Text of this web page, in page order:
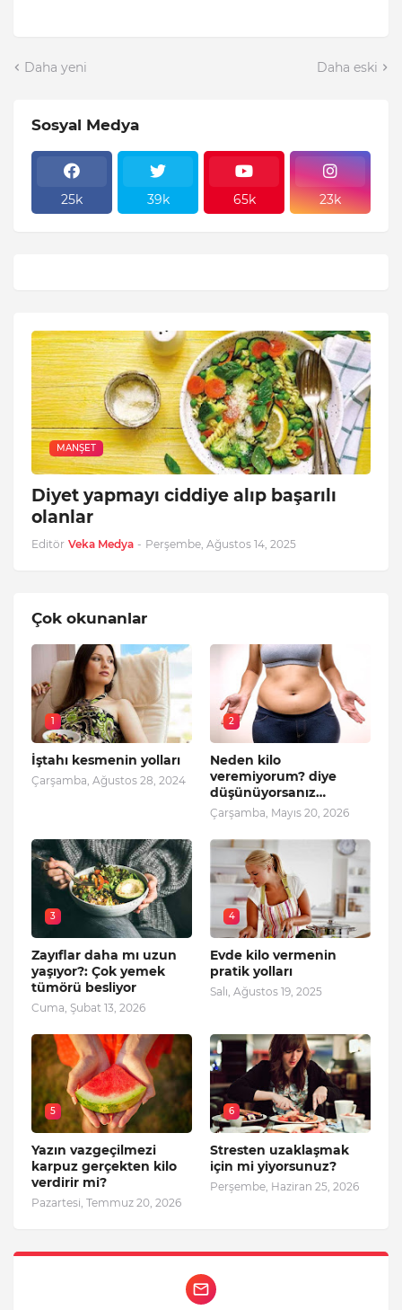
Daha yeni Daha eski
Sosyal Medya
25k 39k 65k 23k
MANŞET
Diyet yapmayı ciddiye alıp başarılı
olanlar
Editör Veka Medya - Perşembe, Ağustos 14, 2025
Çok okunanlar
1
İştahı kesmenin yolları
Çarşamba, Ağustos 28, 2024
2
Neden kilo
veremiyorum? diye
düşünüyorsanız…
Çarşamba, Mayıs 20, 2026
3
Zayıflar daha mı uzun
yaşıyor?: Çok yemek
tümörü besliyor
Cuma, Şubat 13, 2026
4
Evde kilo vermenin
pratik yolları
Salı, Ağustos 19, 2025
5
Yazın vazgeçilmezi
karpuz gerçekten kilo
verdirir mi?
Pazartesi, Temmuz 20, 2026
6
Stresten uzaklaşmak
için mi yiyorsunuz?
Perşembe, Haziran 25, 2026